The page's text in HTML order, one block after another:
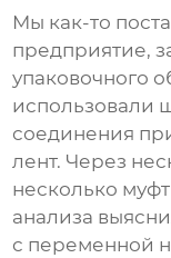
Мы как-то
предприятие,
упаковочного
использовали
соединения
лент. Через
несколько
анализа
с переменной